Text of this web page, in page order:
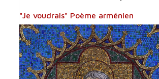
"Je voudrais" Poème arménien